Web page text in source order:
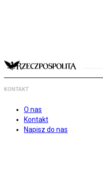
KONTAKT
O nas
Kontakt
Napisz do nas